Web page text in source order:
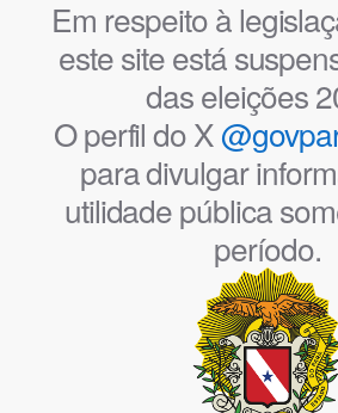
Em respeito à
este site está
das eleições
O perfil do X
para divulgar
utilidade pública
período.